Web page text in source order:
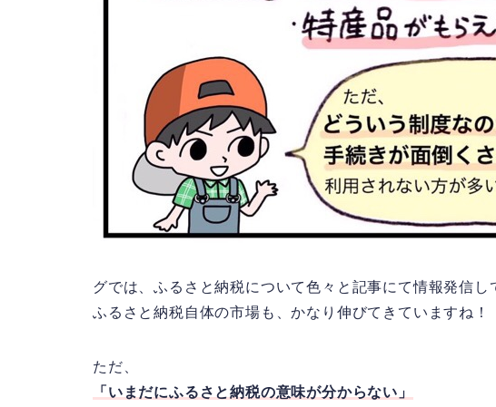
グでは、ふるさと納税について色々と記事にて情報発信し
ふるさと納税自体の市場も、かなり伸びてきていますね！
ただ、
「いまだにふるさと納税の意味が分からない」